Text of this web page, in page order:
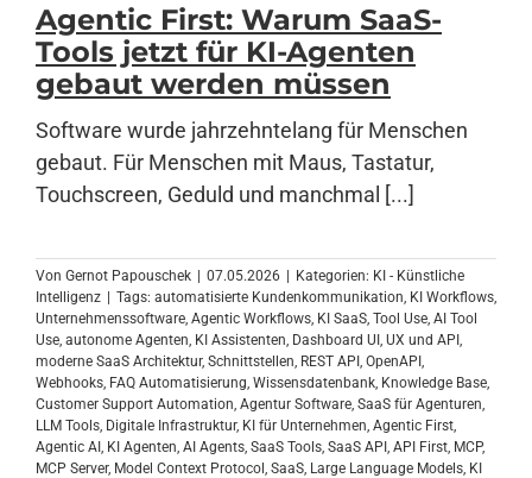
Agentic First: Warum SaaS-
Tools jetzt für KI-Agenten
gebaut werden müssen
Software wurde jahrzehntelang für Menschen
gebaut. Für Menschen mit Maus, Tastatur,
Touchscreen, Geduld und manchmal [...]
Von Gernot Papouschek | 07.05.2026 | Kategorien: KI - Künstliche
Intelligenz | Tags: automatisierte Kundenkommunikation, KI Workflows,
Unternehmenssoftware, Agentic Workflows, KI SaaS, Tool Use, AI Tool
Use, autonome Agenten, KI Assistenten, Dashboard UI, UX und API,
moderne SaaS Architektur, Schnittstellen, REST API, OpenAPI,
Webhooks, FAQ Automatisierung, Wissensdatenbank, Knowledge Base,
Customer Support Automation, Agentur Software, SaaS für Agenturen,
LLM Tools, Digitale Infrastruktur, KI für Unternehmen, Agentic First,
Agentic AI, KI Agenten, AI Agents, SaaS Tools, SaaS API, API First, MCP,
MCP Server, Model Context Protocol, SaaS, Large Language Models, KI